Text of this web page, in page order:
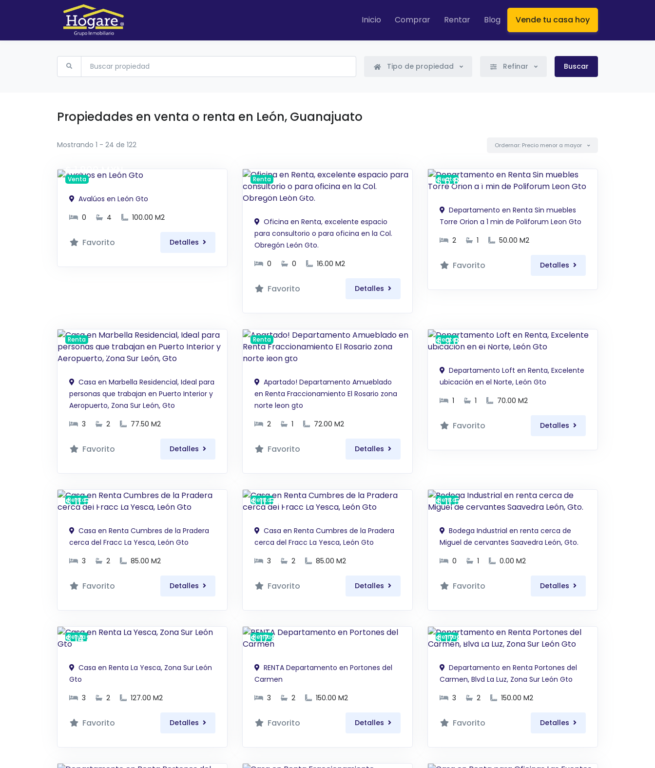
Inicio Comprar Rentar Blog Vende tu casa hoy
Buscar propiedad Tipo de propiedad Refinar Buscar
Propiedades en venta o renta en León, Guanajuato
Mostrando 1 - 24 de 122 Ordernar: Precio menor a mayor
Venta
$ 1,800 MXN
Avalúos en León Gto
0
4 100.00 M2
Favorito Detalles
Renta
$ 4,550 MXN
Oficina en Renta, excelente espacio
para consultorio o para oficina en la Col.
Obregón León Gto.
0
0 16.00 M2
Favorito Detalles
Renta
$ 6,800 MXN
Departamento en Renta Sin muebles
Torre Orion a 1 min de Poliforum Leon Gto
2
1 50.00 M2
Favorito Detalles
Renta
$ 8,300 MXN
Casa en Marbella Residencial, Ideal para
personas que trabajan en Puerto Interior y
Aeropuerto, Zona Sur León, Gto
3
2 77.50 M2
Favorito Detalles
Renta
$ 9,000 MXN
Apartado! Departamento Amueblado
en Renta Fraccionamiento El Rosario zona
norte leon gto
2
1 72.00 M2
Favorito Detalles
Renta
$ 9,880 MXN
Departamento Loft en Renta, Excelente
ubicación en el Norte, León Gto
1
1 70.00 M2
Favorito Detalles
Renta
$ 11,500 MXN
Casa en Renta Cumbres de la Pradera
cerca del Fracc La Yesca, León Gto
3
2 85.00 M2
Favorito Detalles
Renta
$ 11,500 MXN
Casa en Renta Cumbres de la Pradera
cerca del Fracc La Yesca, León Gto
3
2 85.00 M2
Favorito Detalles
Renta
$ 11,500 MXN
Bodega Industrial en renta cerca de
Miguel de cervantes Saavedra León, Gto.
0
1 0.00 M2
Favorito Detalles
Renta
$ 14,800 MXN
Casa en Renta La Yesca, Zona Sur León
Gto
3
2 127.00 M2
Favorito Detalles
Renta
$ 17,800 MXN
RENTA Departamento en Portones del
Carmen
3
2 150.00 M2
Favorito Detalles
Renta
$ 17,800 MXN
Departamento en Renta Portones del
Carmen, Blvd La Luz, Zona Sur León Gto
3
2 150.00 M2
Favorito Detalles